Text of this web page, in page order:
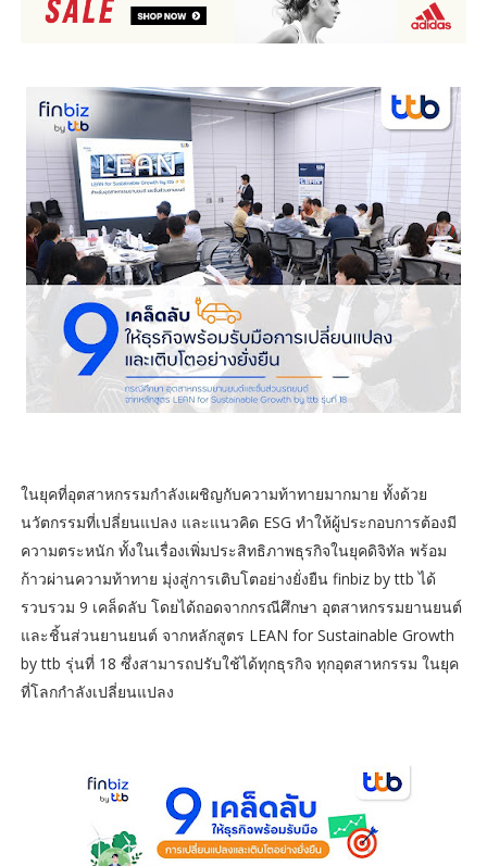
ในยุคที่อุตสาหกรรมกำลังเผชิญกับความท้าทายมากมาย ทั้งด้วย
นวัตกรรมที่เปลี่ยนแปลง และแนวคิด ESG ทำให้ผู้ประกอบการต้องมี
ความตระหนัก ทั้งในเรื่องเพิ่มประสิทธิภาพธุรกิจในยุคดิจิทัล พร้อม
ก้าวผ่านความท้าทาย มุ่งสู่การเติบโตอย่างยั่งยืน finbiz by ttb ได้
รวบรวม 9 เคล็ดลับ โดยได้ถอดจากกรณีศึกษา อุตสาหกรรมยานยนต์
และชิ้นส่วนยานยนต์ จากหลักสูตร LEAN for Sustainable Growth
by ttb รุ่นที่ 18 ซึ่งสามารถปรับใช้ได้ทุกธุรกิจ ทุกอุตสาหกรรม ในยุค
ที่โลกกำลังเปลี่ยนแปลง